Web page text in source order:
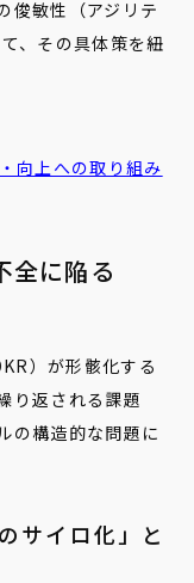
俊敏性（アジリテ
、その具体策を紐
向上への取り組み
全に陥る
）が形骸化する
り返される課題
の構造的な問題に
サイロ化」と